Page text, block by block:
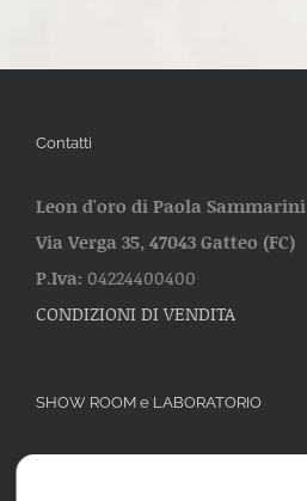
Contatti
Leon d'oro di Paola Sammarini
Via Verga 35, 47043 Gatteo (FC)
P.Iva: 04224400400
CONDIZIONI DI VENDITA
SHOW ROOM e LABORATORIO